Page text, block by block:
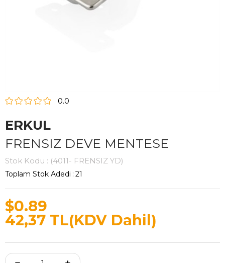
0.0
ERKUL
FRENSIZ DEVE MENTESE
Stok Kodu (4011- FRENSIZ YD)
Toplam Stok Adedi : 21
$0.89
42,37 TL(KDV Dahil)